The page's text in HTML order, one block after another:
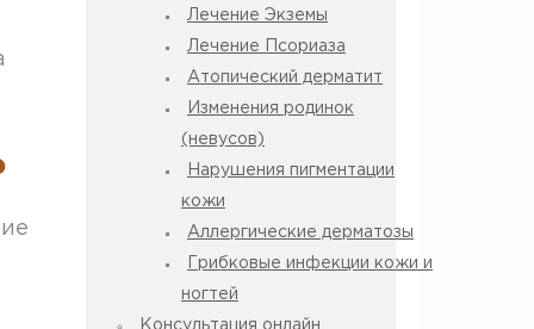
Лечение Экземы
Лечение Псориаза
Атопический дерматит
Изменения родинок
(невусов)
Нарушения пигментации
кожи
Аллергические дерматозы
Грибковые инфекции кожи и
ногтей
Консультация онлайн